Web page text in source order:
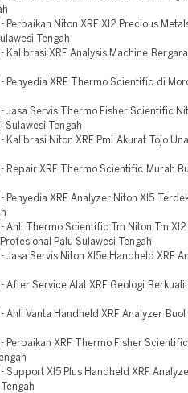
Perbaikan Niton XRF Xl2 Precious
Tengah
Kalibrasi XRF Analysis Machine
Penyedia XRF Thermo Scientific di
Jasa Servis Thermo Fisher Scientific
Sulawesi Tengah
Kalibrasi Niton XRF Pmi Akurat Tojo
Repair XRF Thermo Scientific Murah
Penyedia XRF Analyzer Niton Xl5
Ahli Thermo Scientific Tm Niton Tm Xl2
Palu Sulawesi Tengah
Jasa Servis Niton Xl5e Handheld XRF
After Service Alat XRF Geologi
Ahli Vanta Handheld XRF Analyzer Buol
Perbaikan XRF Thermo Fisher
Support Xl5 Plus Handheld XRF